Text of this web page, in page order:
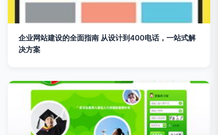
企业网站建设的全面指南 从设计到400电话，一站式解
决方案